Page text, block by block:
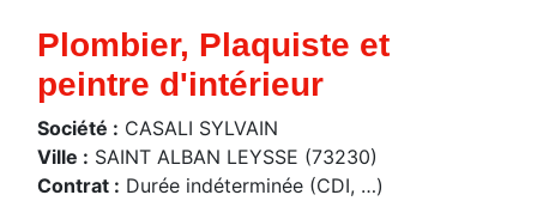
Plombier, Plaquiste et
peintre d'intérieur
Société : CASALI SYLVAIN
Ville : SAINT ALBAN LEYSSE (73230)
Contrat : Durée indéterminée (CDI, …)